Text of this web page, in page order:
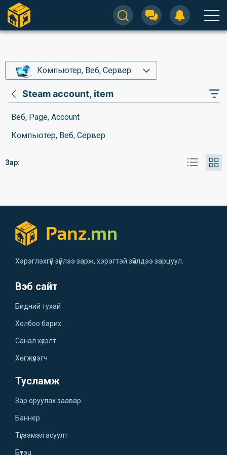
Компьютер, Веб, Сервер
Steam account, item
Веб, Page, Account
Компьютер, Веб, Сервер
Зар:
Хэрэглэхгүй зүйлээ зарж, хэрэгтэй зүйлдээ зарцуул.
Вэб сайт
Бидний тухай
Холбоо барих
Санал хүсэлт
Хөгжүүлэгч
Тусламж
Зар оруулах заавар
Баннер
Түгээмэл асуулт
Бүтэц